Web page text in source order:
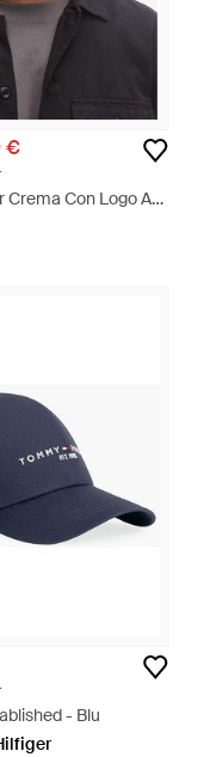
€
Crema Con Logo Ad
- Blu